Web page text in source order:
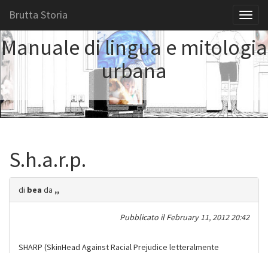
Brutta Storia
Manuale di lingua e mitologia
urbana
S.h.a.r.p.
di bea da ,,
Pubblicato ilFebruary 11, 2012 20:42
SHARP (SkinHead Against Racial Prejudice letteralmente